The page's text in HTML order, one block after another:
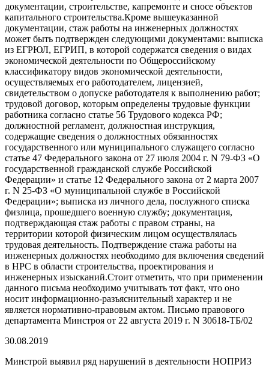
документации, строительстве, капремонте и сносе объектов
капитального строительства.Кроме вышеуказанной
документации, стаж работы на инженерных должностях
может быть подтвержден следующими документами: выписка
из ЕГРЮЛ, ЕГРИП, в которой содержатся сведения о видах
экономической деятельности по Общероссийскому
классификатору видов экономической деятельности,
осуществляемых его работодателем, лицензией,
свидетельством о допуске работодателя к выполнению работ;
трудовой договор, которым определены трудовые функции
работника согласно статье 56 Трудового кодекса РФ;
должностной регламент, должностная инструкция,
содержащие сведения о должностных обязанностях
государственного или муниципального служащего согласно
статье 47 Федерального закона от 27 июля 2004 г. N 79-ФЗ «О
государственной гражданской службе Российской
Федерации» и статье 12 Федерального закона от 2 марта 2007
г. N 25-ФЗ «О муниципальной службе в Российской
Федерации»; выписка из личного дела, послужного списка
физлица, прошедшего военную службу; документация,
подтверждающая стаж работы с правом страны, на
территории которой физическим лицом осуществлялась
трудовая деятельность. Подтверждение стажа работы на
инженерных должностях необходимо для включения сведений
в НРС в области строительства, проектирования и
инженерных изысканий.Стоит отметить, что при применении
данного письма необходимо учитывать тот факт, что оно
носит информационно-разъяснительный характер и не
является нормативно-правовым актом. Письмо правового
департамента Минстроя от 22 августа 2019 г. N 30618-ТБ/02
30.08.2019
Минстрой выявил ряд нарушений в деятельности НОПРИЗ